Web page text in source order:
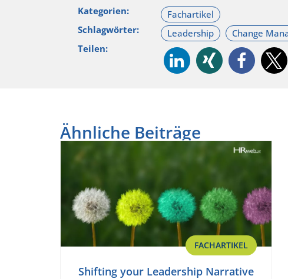
Kategorien:
Schlagwörter:
Teilen:
Ähnliche Beiträge
FACHARTIKEL
Shifting your Leadership Narrative